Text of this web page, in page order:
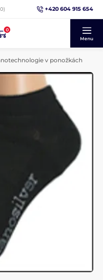
+420 604 915 654
0
Menu
v ponožkách